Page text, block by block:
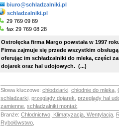
biuro@schladzalniki.pl
schladzalniki.pl
29 769 09 89
fax 29 769 08 28
Ostrołęcka firma Margo powstała w 1997
Firma zajmuje się przede wszystkim
oferując im schładzalniki do mleka, części
dojarek oraz hal udojowych. (...)
Słowa kluczowe: chłodziarki chłodnie do mleka
schładzarki przeglądy dojarek przeglądy hal
zamienne schładzalniki montaż
Branże: Chłodnictwo, Klimatyzacja, Wentylacja
Rybołówstwo